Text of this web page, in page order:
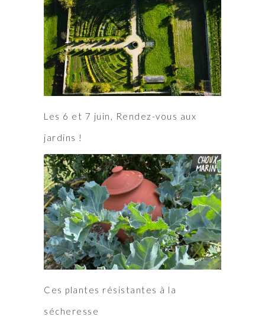
Les 6 et 7 juin, Rendez-vous aux
jardins !
Ces plantes résistantes à la
sécheresse